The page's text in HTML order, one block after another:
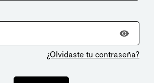
¿Olvidaste tu contraseña?